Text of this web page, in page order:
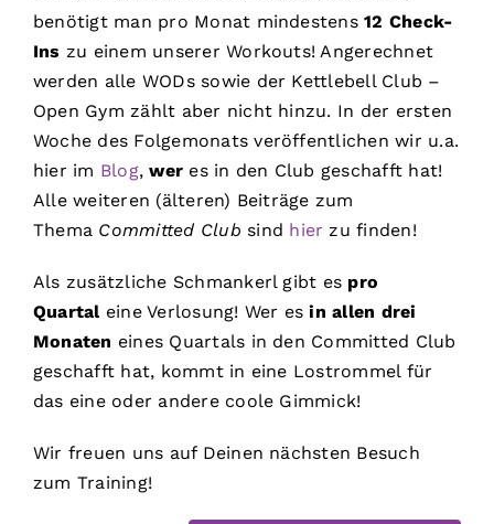
benötigt man pro Monat mindestens12 Check-
Ins zu einem unserer Workouts! Angerechnet
werden alle WODs sowie der Kettlebell Club –
Open Gym zählt aber nicht hinzu. In der ersten
Woche des Folgemonats veröffentlichen wir u.a.
hier im Blog,wer es in den Club geschafft hat!
Alle weiteren (älteren) Beiträge zum
Thema Committed Club sind hier zu finden!
Als zusätzliche Schmankerl gibt es pro
Quartaleine Verlosung! Wer esin allen drei
Monaten eines Quartals in den Committed Club
geschafft hat, kommt in eine Lostrommel für
das eine oder andere coole Gimmick!
Wir freuen uns auf Deinen nächsten Besuch
zum Training!